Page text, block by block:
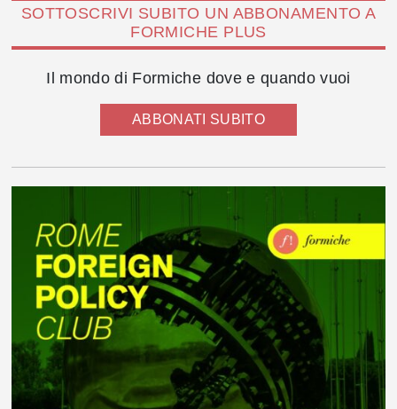
SOTTOSCRIVI SUBITO UN ABBONAMENTO A
FORMICHE PLUS
Il mondo di Formiche dove e quando vuoi
ABBONATI SUBITO